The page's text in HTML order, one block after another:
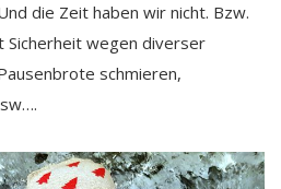
die Zeit haben wir nicht. Bzw.
Sicherheit wegen diverser
schmieren,